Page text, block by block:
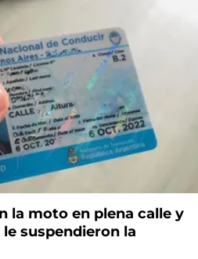
la moto en plena calle y
le suspendieron la